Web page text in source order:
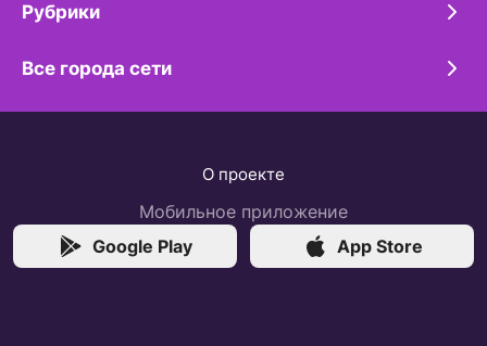
Рубрики
Все города сети
О проекте
Мобильное приложение
Google Play
App Store